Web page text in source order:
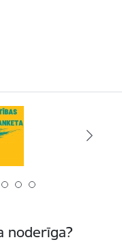
noderīga?